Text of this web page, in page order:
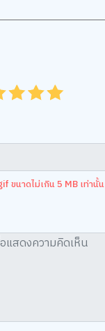
4.5
4.0
3.5
3.0
2.5
2.0
ขนาดไม่เกิน 5 MB เท่านั้น